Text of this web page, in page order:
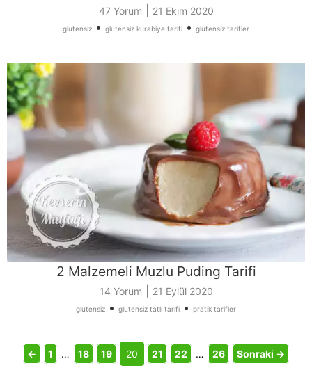
47 Yorum 21 Ekim 2020
glutensiz • glutensiz kurabiye tarifi • glutensiz tarifler
2 Malzemeli Muzlu Puding Tarifi
14 Yorum 21 Eylül 2020
glutensiz • glutensiz tatlı tarifi • pratik tarifler
← 1 … 18 19 20 21 22 … 26 Sonraki →